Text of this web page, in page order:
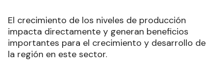
El crecimiento de los niveles de producción
impacta directamente y generan beneficios
importantes para el crecimiento y desarrollo de
la región en este sector.